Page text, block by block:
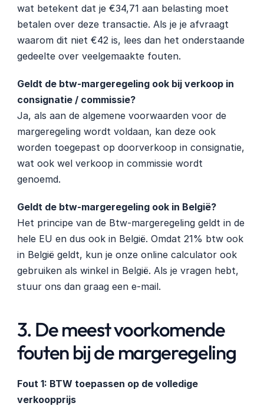
wat betekent dat je €34,71 aan belasting moet
betalen over deze transactie. Als je je afvraagt
waarom dit niet €42 is, lees dan het onderstaande
gedeelte over veelgemaakte fouten.
Geldt de btw-margeregeling ook bij verkoop in
consignatie / commissie?
Ja, als aan de algemene voorwaarden voor de
margeregeling wordt voldaan, kan deze ook
worden toegepast op doorverkoop in consignatie,
wat ook wel verkoop in commissie wordt
genoemd.
Geldt de btw-margeregeling ook in België?
Het principe van de Btw-margeregeling geldt in de
hele EU en dus ook in België. Omdat 21% btw ook
in België geldt, kun je onze online calculator ook
gebruiken als winkel in België. Als je vragen hebt,
stuur ons dan graag een e-mail.
3. De meest voorkomende
fouten bij de margeregeling
Fout 1: BTW toepassen op de volledige
verkoopprijs